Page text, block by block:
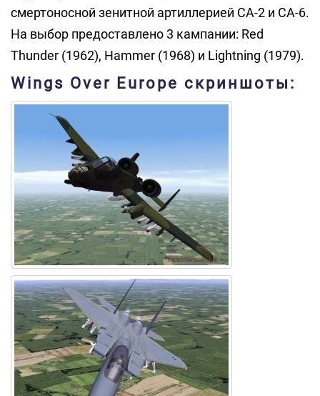
смертоносной зенитной артиллерией СА-2 и СА-6.
На выбор предоставлено 3 кампании: Red
Thunder (1962), Hammer (1968) и Lightning (1979).
Wings Over Europe скриншоты: